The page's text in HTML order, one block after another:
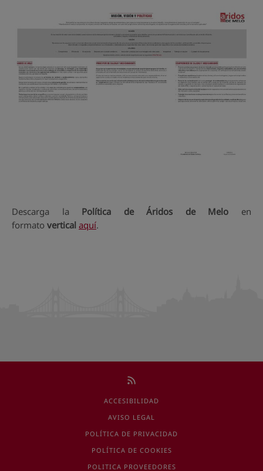
Descarga la Política de Áridos de Melo en
formato vertical aquí.
ACCESIBILIDAD
AVISO LEGAL
POLÍTICA DE PRIVACIDAD
POLÍTICA DE COOKIES
POLITICA PROVEEDORES